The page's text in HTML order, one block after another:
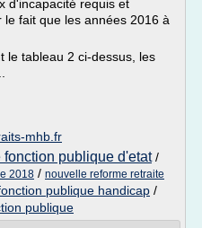
d'incapacité requis et
fait que les années 2016 à
le tableau 2 ci-dessus, les
mhb.fr
fonction publique d'etat/
2018 / nouvelle reforme retraite
publique handicap /
publique